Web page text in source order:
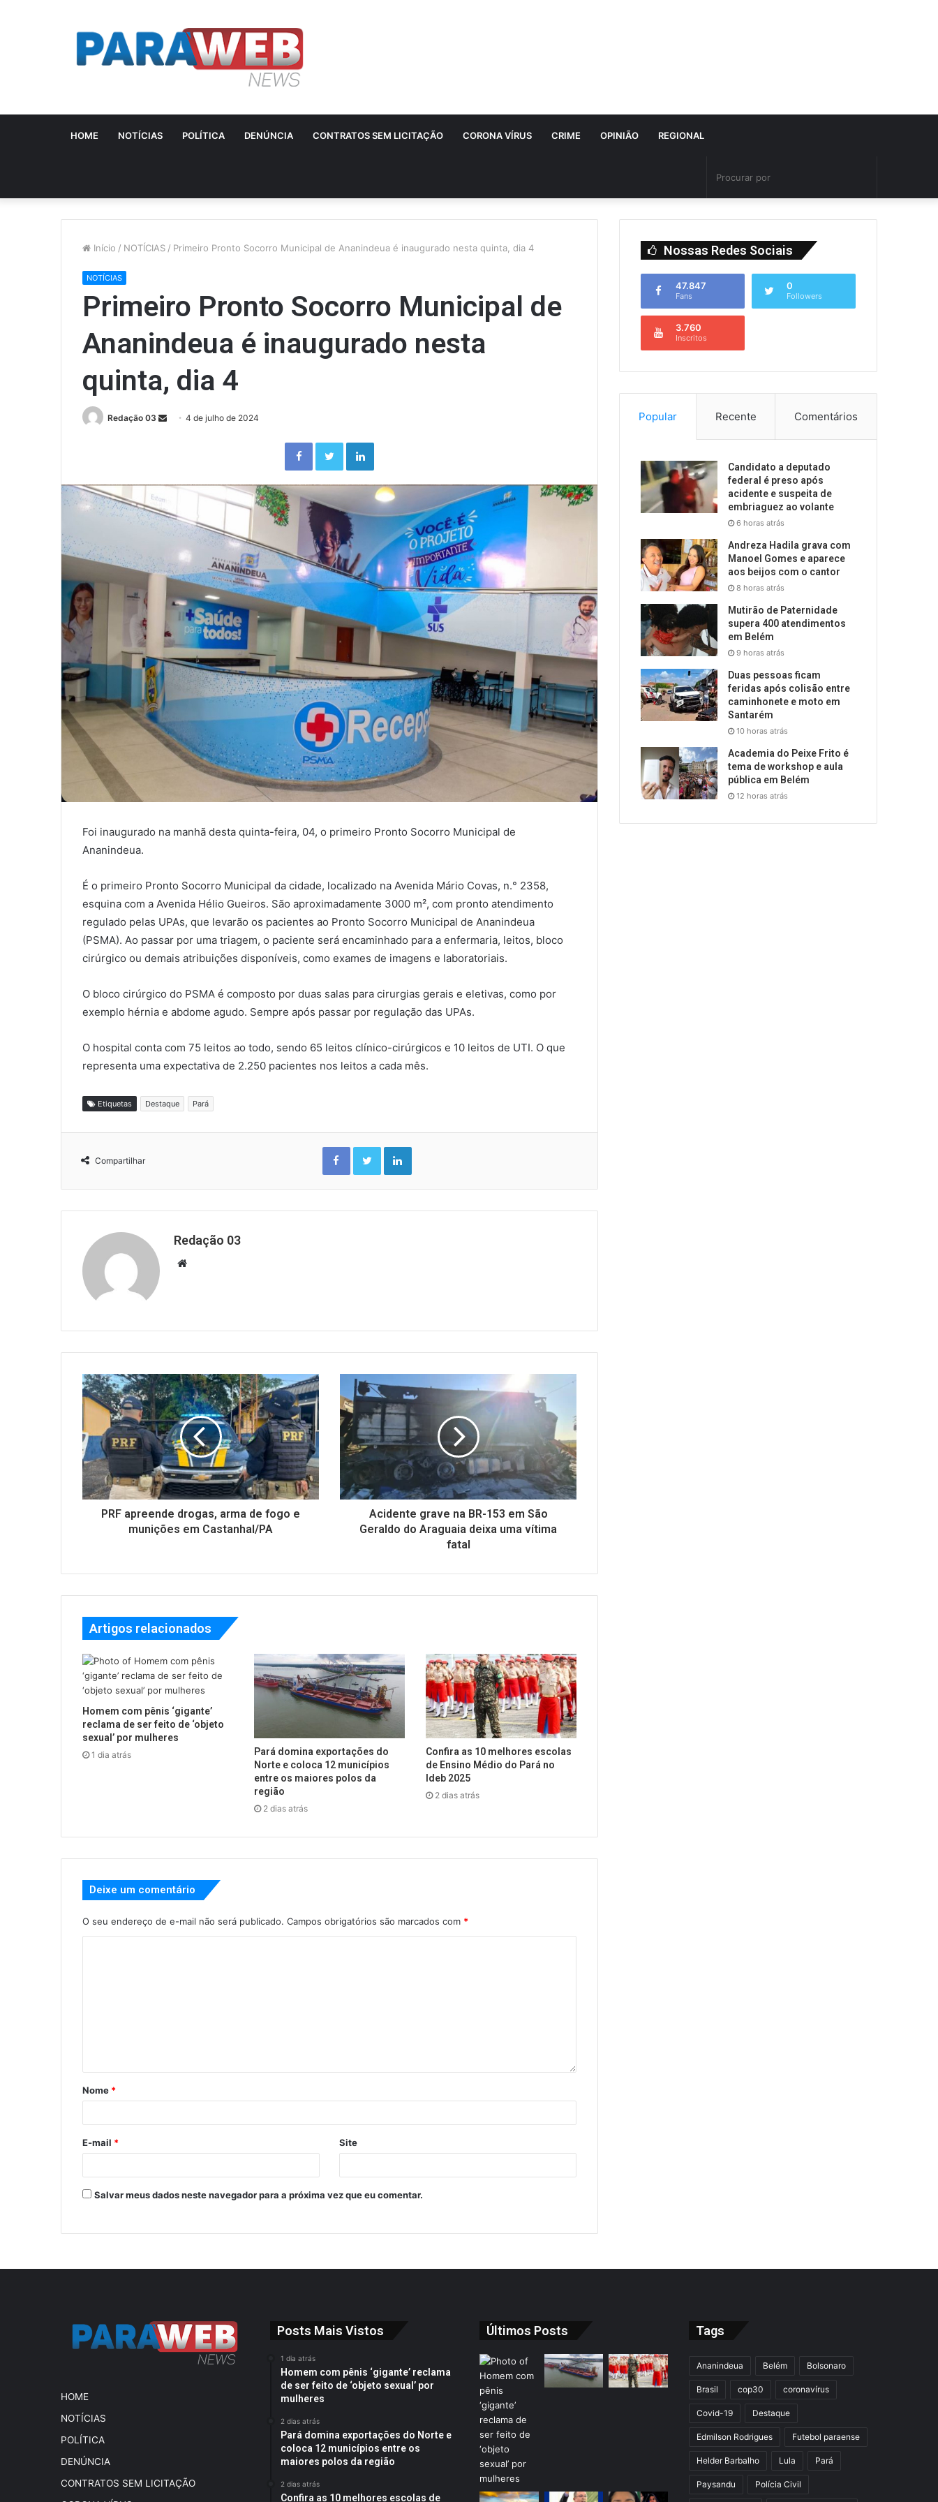
HOME NOTÍCIAS POLÍTICA DENÚNCIA CONTRATOS SEM LICITAÇÃO CORONA VÍRUS CRIME OPINIÃO REGIONAL
Início / NOTÍCIAS / Primeiro Pronto Socorro Municipal de Ananindeua é inaugurado nesta quinta, dia 4
NOTÍCIAS
Primeiro Pronto Socorro Municipal de
Ananindeua é inaugurado nesta
quinta, dia 4
Redação 03
Send4 de julho de 2024
FacebookTwitterLinkedin
Foi inaugurado na manhã desta quinta-feira, 04, o primeiro Pronto Socorro Municipal de
Ananindeua.
É o primeiro Pronto Socorro Municipal da cidade, localizado na Avenida Mário Covas, n.° 2358,
esquina com a Avenida Hélio Gueiros. São aproximadamente 3000 m², com pronto atendimento
regulado pelas UPAs, que levarão os pacientes ao Pronto Socorro Municipal de Ananindeua
(PSMA). Ao passar por uma triagem, o paciente será encaminhado para a enfermaria, leitos, bloco
cirúrgico ou demais atribuições disponíveis, como exames de imagens e laboratoriais.
O bloco cirúrgico do PSMA é composto por duas salas para cirurgias gerais e eletivas, como por
exemplo hérnia e abdome agudo. Sempre após passar por regulação das UPAs.
O hospital conta com 75 leitos ao todo, sendo 65 leitos clínico-cirúrgicos e 10 leitos de UTI. O que
representa uma expectativa de 2.250 pacientes nos leitos a cada mês.
Etiquetas Destaque Pará
Compartilhar
FacebookTwitterLinkedin
Redação 03
Website
PRF apreende drogas, arma de fogo e
munições em Castanhal/PA
Acidente grave na BR-153 em São
Geraldo do Araguaia deixa uma vítima
fatal
Artigos relacionados
Homem com pênis ‘gigante’
reclama de ser feito de ‘objeto
sexual’ por mulheres
1 dia atrás
Pará domina exportações do
Norte e coloca 12 municípios
entre os maiores polos da
região
2 dias atrás
Confira as 10 melhores escolas
de Ensino Médio do Pará no
Ideb 2025
2 dias atrás
Deixe um comentário
O seu endereço de e-mail não será publicado. Campos obrigatórios são marcados com *
Nome *
E-mail * Site
Salvar meus dados neste navegador para a próxima vez que eu comentar.
Nossas Redes Sociais
47.847
Fans
0
Followers
3.760
Inscritos
Popular Recente Comentários
Candidato a deputado
federal é preso após
acidente e suspeita de
embriaguez ao volante
6 horas atrás
Andreza Hadila grava com
Manoel Gomes e aparece
aos beijos com o cantor
8 horas atrás
Mutirão de Paternidade
supera 400 atendimentos
em Belém
9 horas atrás
Duas pessoas ficam
feridas após colisão entre
caminhonete e moto em
Santarém
10 horas atrás
Academia do Peixe Frito é
tema de workshop e aula
pública em Belém
12 horas atrás
HOME
NOTÍCIAS
POLÍTICA
DENÚNCIA
CONTRATOS SEM LICITAÇÃO
Posts Mais Vistos
1 dia atrás
Homem com pênis ‘gigante’ reclama
de ser feito de ‘objeto sexual’ por
mulheres
2 dias atrás
Pará domina exportações do Norte e
coloca 12 municípios entre os
maiores polos da região
2 dias atrás
Confira as 10 melhores escolas de
Últimos Posts Tags
Ananindeua Belém Bolsonaro
Brasil cop30 coronavírus
Covid-19 Destaque
Edmilson Rodrigues Futebol paraense
Helder Barbalho Lula Pará
Paysandu Polícia Civil